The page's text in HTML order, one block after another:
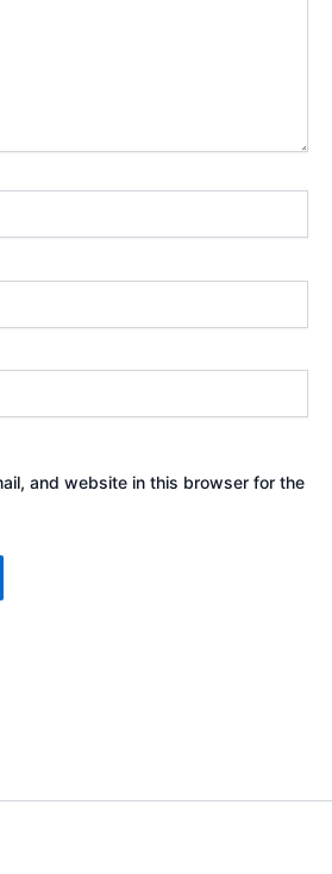
and website in this browser for the